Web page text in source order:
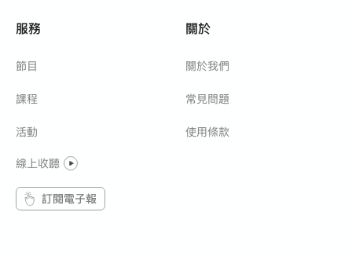
服務
節目
課程
活動
線上收聽
訂閱電子報
關於
關於我們
常見問題
使用條款